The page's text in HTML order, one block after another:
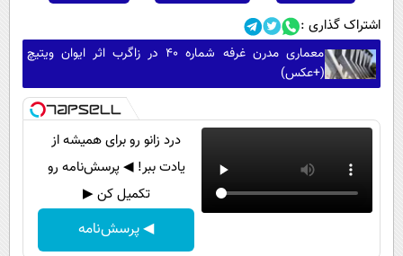
اشتراک گذاری :
معماری مدرن غرفه شماره ۴۰ در زاگرب اثر ایوان ویتیچ
(+عکس)
درد زانو رو برای همیشه از
یادت ببر! ◀ پرسش‌نامه رو
تکمیل کن ▶
◀ پرسش‌نامه